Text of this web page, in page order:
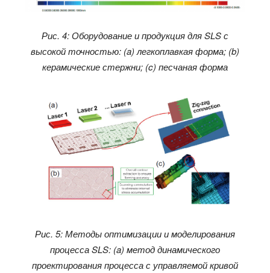
Рис. 4: Оборудование и продукция для SLS с
высокой точностью: (a) легкоплавкая форма; (b)
керамические стержни; (c) песчаная форма
Рис. 5: Методы оптимизации и моделирования
процесса SLS: (a) метод динамического
проектирования процесса с управляемой кривой